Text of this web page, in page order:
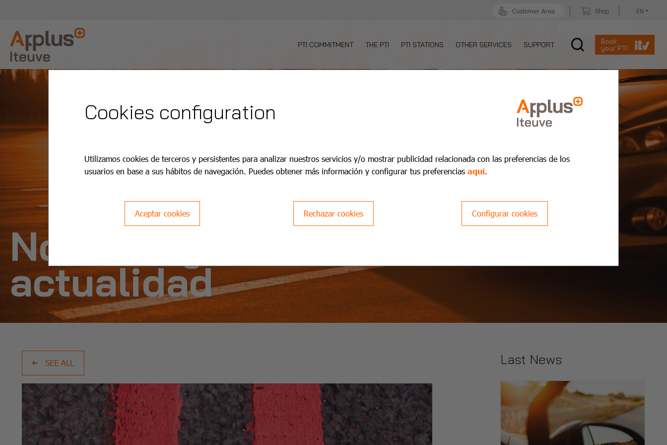
Customer Area Shop EN
PTI COMMITMENT THE PTI PTI STATIONS OTHER SERVICES SUPPORT
Book
your PTI
Noticias y
actualidad
SEE ALL Last News
Cookies configuration
Utilizamos cookies de terceros y persistentes para analizar nuestros servicios y/o mostrar publicidad relacionada con las preferencias de los
usuarios en base a sus hábitos de navegación. Puedes obtener más información y configurar tus preferencias aquí.
Aceptar cookies Rechazar cookies Configurar cookies